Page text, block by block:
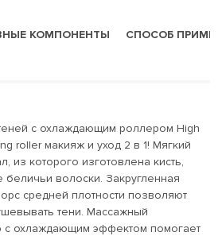
КОМПОНЕНТЫ СПОСОБ
с охлаждающим роллером High
roller макияж и уход 2 в 1! Мягкий
из которого изготовлена кисть,
беличьи волоски. Закругленная
средней плотности позволяют
тени. Массажный
с охлаждающим эффектом помогает